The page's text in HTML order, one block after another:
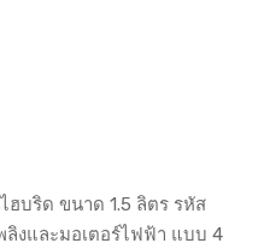
ฮบริด ขนาด 1.5 ลิตร รหัส
ลิงและมอเตอร์ไฟฟ้า แบบ 4